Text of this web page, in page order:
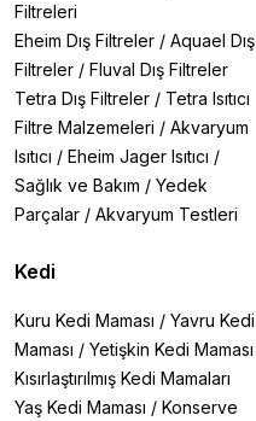
Filtreleri
Eheim Dış Filtreler / Aquael Dış
Filtreler / Fluval Dış Filtreler
Tetra Dış Filtreler / Tetra Isıtıcı
Filtre Malzemeleri / Akvaryum
Isıtıcı / Eheim Jager Isıtıcı /
Sağlık ve Bakım / Yedek
Parçalar / Akvaryum Testleri
Kedi
Kuru Kedi Maması / Yavru Kedi
Maması / Yetişkin Kedi Maması
Kısırlaştırılmış Kedi Mamaları
Yaş Kedi Maması / Konserve